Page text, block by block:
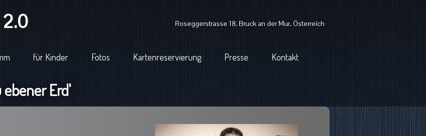
Roseggerstrasse 18, Bruck an der Mur, Österreich
für Kinder Fotos Kartenreservierung Presse Kontakt
ebener Erd'